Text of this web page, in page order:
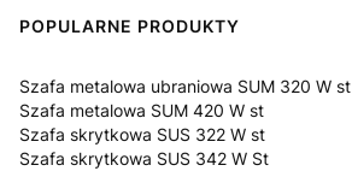
POPULARNE PRODUKTY
Szafa metalowa ubraniowa SUM 320 W st
Szafa metalowa SUM 420 W st
Szafa skrytkowa SUS 322 W st
Szafa skrytkowa SUS 342 W St